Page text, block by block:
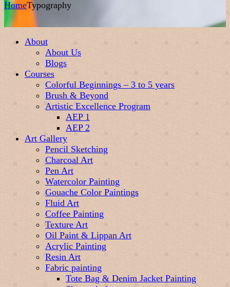
HomeTypography
About
About Us
Blogs
Courses
Colorful Beginnings – 3 to 5 years
Brush & Beyond
Artistic Excellence Program
AEP 1
AEP 2
Art Gallery
Pencil Sketching
Charcoal Art
Pen Art
Watercolor Painting
Gouache Color Paintings
Fluid Art
Coffee Painting
Texture Art
Oil Paint & Lippan Art
Acrylic Painting
Resin Art
Fabric painting
Tote Bag & Denim Jacket Painting